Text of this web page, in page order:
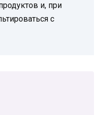
и, при
с